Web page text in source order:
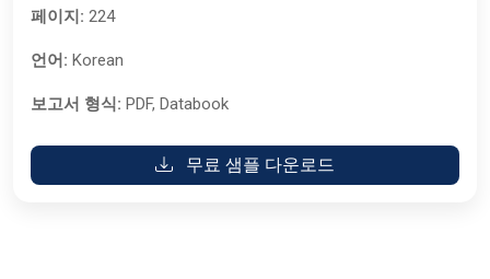
페이지: 224
언어: Korean
보고서 형식: PDF, Databook
무료 샘플 다운로드